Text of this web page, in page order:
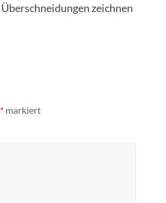
Überschneidungen zeichnen
* markiert